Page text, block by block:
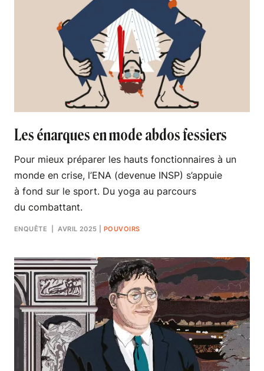
Les énarques en mode abdos fessiers
Pour mieux préparer les hauts fonctionnaires à un
monde en crise, l’ENA (devenue INSP) s’appuie
à fond sur le sport. Du yoga au parcours
du combattant.
ENQUÊTE | AVRIL 2025 |POUVOIRS